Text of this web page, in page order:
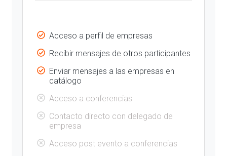
Acceso a perfil de empresas
Recibir mensajes de otros participantes
Enviar mensajes a las empresas en
catálogo
Acceso a conferencias
Contacto directo con delegado de
empresa
Acceso post evento a conferencias